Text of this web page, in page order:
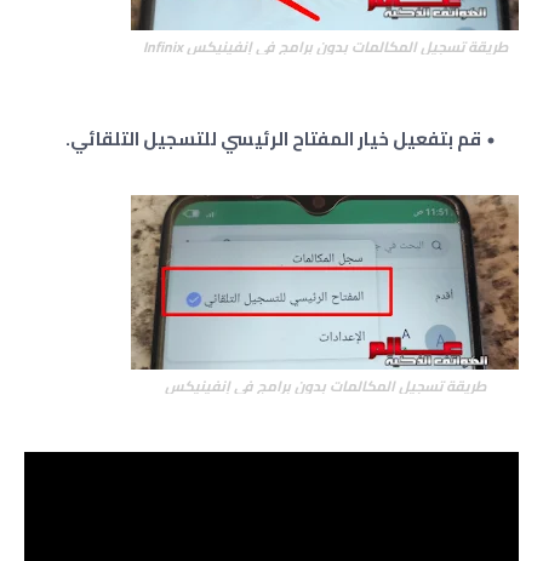
طريقة تسجيل المكالمات بدون برامج في إنفينيكسInfinix
قم بتفعيل خيار المفتاح الرئيسي للتسجيل التلقائي.
طريقة تسجيل المكالمات بدون برامج في إنفينيكس